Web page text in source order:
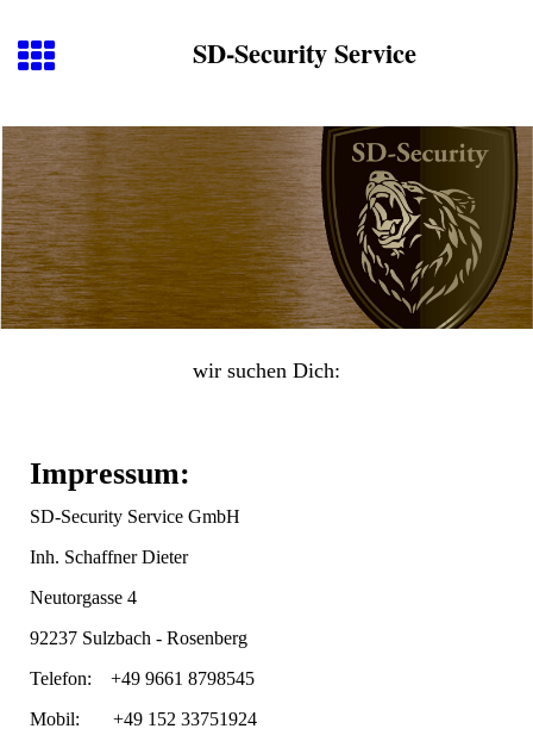
SD-Security Service
wir suchen Dich:
Impressum:
SD-Security Service GmbH
Inh. Schaffner Dieter
Neutorgasse 4
92237 Sulzbach - Rosenberg
Telefon: +49 9661 8798545
Mobil: +49 152 33751924